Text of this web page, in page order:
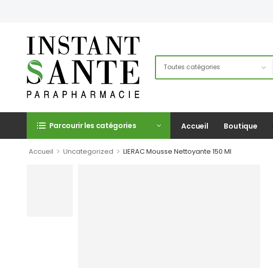
Parcourir les catégories Accueil Boutique
Accueil > Uncategorized > LIERAC Mousse Nettoyante 150 Ml